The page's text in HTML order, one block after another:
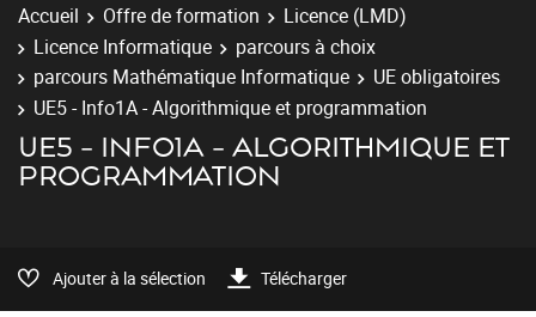
Accueil Offre de formation
Licence (LMD)
Licence Informatique
parcours à choix
parcours Mathématique Informatique
UE obligatoires
UE5 - Info1A - Algorithmique et programmation
UE5 - INFO1A - ALGORITHMIQUE ET
PROGRAMMATION
Ajouter à la sélection Télécharger